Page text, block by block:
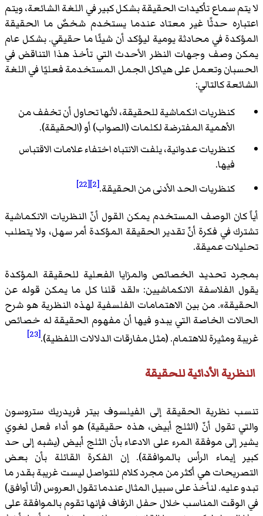
لا يتم سماع تأكيدات الحقيقة بشكل كبير في اللغة الشائعة، ويتم
اعتباره حدثًا غير معتاد عندما يستخدم شخصٌ ما الحقيقة
المؤكدة في محادثة يومية ليؤكد أن شيئًا ما حقيقي. بشكل عام
يمكن وصف وجهات النظر الأحدث التي تأخذ هذا التناقض في
الحسبان وتعمل على هياكل الجمل المستخدمة فعليًا في اللغة
الشائعة كالتالي:
كنظريات انكماشية للحقيقة، لأنها تحاول أن تخفف من
الأهمية المفترضة لكلمات (الصواب) أو (الحقيقة).
كنظريات عدوانية، يلفت الانتباه اختفاء علامات الاقتباس
فيها.
كنظريات الحد الأدنى من الحقيقة.[2]
[22]
أياً كان الوصف المستخدم يمكن القول أنّ النظريات الانكماشية
تشترك في فكرة أنّ تقدير الحقيقة المؤكدة أمر سهل، ولا يتطلب
تحليلات عميقة.
بمجرد تحديد الخصائص والمزايا الفعلية للحقيقة المؤكدة
يقول الفلاسفة الانكماشيين: «لقد قلنا كل ما يمكن قوله عن
الحقيقة». من بين الاهتمامات الفلسفية لهذه النظرية هو شرح
الحالات الخاصة التي يبدو فيها أن مفهوم الحقيقة له خصائص
غريبة ومثيرة للاهتمام. (مثل مفارقات الدلالات اللفظية).[23]
النظرية الأدائية للحقيقة
تنسب نظرية الحقيقة إلى الفيلسوف بيتر فريدريك ستروسون
والتي تقول أنّ (الثلج أبيض، هذه حقيقية) هو أداء فعل لغوي
يشير إلى موفقة المرء على الادعاء بأن الثلج أبيض (يشبه إلى حد
كبير إيماء الرأس بالموافقة). إن الفكرة القائلة بأن بعض
التصريحات هي أكثر من مجرد كلام للتواصل ليست غريبة بقدر ما
تبدو عليه. لنأخذ على سبيل المثال عندما تقول العروس (أنا أوافق)
في الوقت المناسب خلال حفل الزفاف فإنها تقوم بالموافقة على